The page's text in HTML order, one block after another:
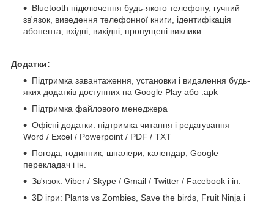
Bluetooth підключення будь-якого телефону, гучний
зв'язок, виведення телефонної книги, ідентифікація
абонента, вхідні, вихідні, пропущені виклики
Додатки:
Підтримка завантаження, установки і видалення будь-
яких додатків доступних на Google Play або .apk
Підтримка файлового менеджера
Офісні додатки: підтримка читання і редагування
Word / Excel / Powerpoint / PDF / TXT
Погода, годинник, шпалери, календар, Google
перекладач і ін.
Зв'язок: Viber / Skype / Gmail / Twitter / Facebook і ін.
3D ігри: Plants vs Zombies, Save the birds, Fruit Ninja і